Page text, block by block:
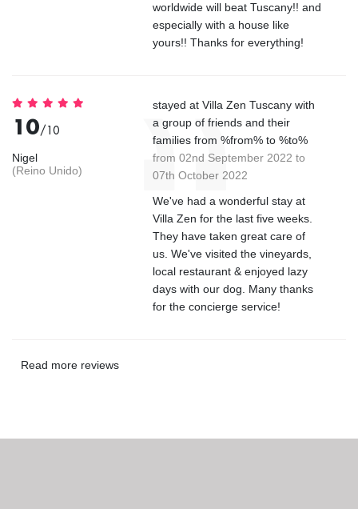
worldwide will beat Tuscany!! and
especially with a house like
yours!! Thanks for everything!
10/10
Nigel
(Reino Unido)
stayed at Villa Zen Tuscany with
a group of friends and their
families from %from% to %to%
from 02nd September 2022 to
07th October 2022
We've had a wonderful stay at
Villa Zen for the last five weeks.
They have taken great care of
us. We've visited the vineyards,
local restaurant & enjoyed lazy
days with our dog. Many thanks
for the concierge service!
Read more reviews